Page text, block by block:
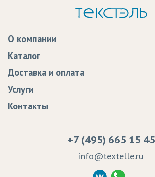
О компании
Статьи
Программа лояльности
Сертификаты качества
Судебные решения
Политика Конфиденциальности
Каталог
Доставка и оплата
Доставка
Оплата
Услуги
Образцы
Контакты
+7 (495) 665 15 45
info@textelle.ru